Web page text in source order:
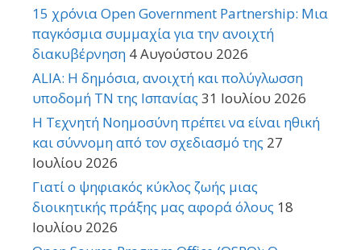
15 χρόνια Open Government Partnership: Μια
παγκόσμια συμμαχία για την ανοιχτή
διακυβέρνηση 4 Αυγούστου 2026
ALIA: Η δημόσια, ανοιχτή και πολύγλωσση
υποδομή ΤΝ της Ισπανίας 31 Ιουλίου 2026
Η Τεχνητή Νοημοσύνη πρέπει να είναι ηθική
και σύννομη από τον σχεδιασμό της 27
Ιουλίου 2026
Γιατί ο ψηφιακός κύκλος ζωής μιας
διοικητικής πράξης μας αφορά όλους 18
Ιουλίου 2026